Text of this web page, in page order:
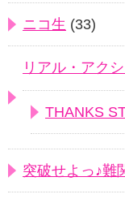
ニコ生 (33)
リアル・アク
THANKS
突破せよっ♪